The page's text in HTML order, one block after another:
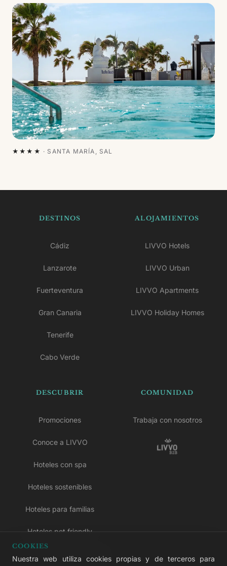
★★★★ · SANTA MARÍA, SAL
DESTINOS
Cádiz
Lanzarote
Fuerteventura
Gran Canaria
Tenerife
Cabo Verde
ALOJAMIENTOS
LIVVO Hotels
LIVVO Urban
LIVVO Apartments
LIVVO Holiday Homes
DESCUBRIR
Promociones
Conoce a LIVVO
Hoteles con spa
Hoteles sostenibles
Hoteles para familias
Hoteles pet friendly
COMUNIDAD
Trabaja con nosotros
COOKIES
Nuestra web utiliza cookies propias y de terceros para